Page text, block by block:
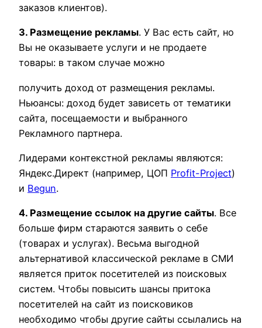
заказов клиентов).
3. Размещение рекламы. У Вас есть сайт, но
Вы не оказываете услуги и не продаете
товары: в таком случае можно
получить доход от размещения рекламы.
Ньюансы: доход будет зависеть от тематики
сайта, посещаемости и выбранного
Рекламного партнера.
Лидерами контекстной рекламы являются:
Яндекс.Директ (например, ЦОП Profit-Project)
и Begun.
4. Размещение ссылок на другие сайты. Все
больше фирм стараются заявить о себе
(товарах и услугах). Весьма выгодной
альтернативой классической рекламе в СМИ
является приток посетителей из поисковых
систем. Чтобы повысить шансы притока
посетителей на сайт из поисковиков
необходимо чтобы другие сайты ссылались на